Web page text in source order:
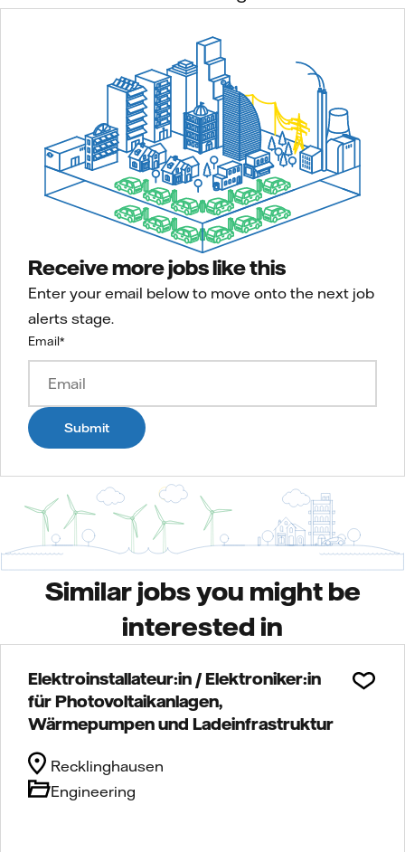
Receive more jobs like this
Enter your email below to move onto the next job
alerts stage.
Email*
Submit
Similar jobs you might be
interested in
Elektroinstallateur:in / Elektroniker:in
für Photovoltaikanlagen,
Wärmepumpen und Ladeinfrastruktur
Engineering
Recklinghausen